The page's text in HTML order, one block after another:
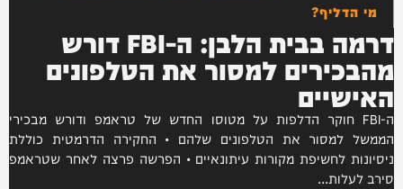
מי הדליף?
דרמה בבית הלבן: ה-FBI דורש
מהבכירים למסור את הטלפונים
האישיים
ה-FBI חוקר הדלפות על מטוסו החדש של טראמפ ודורש מבכירי
הממשל למסור את הטלפונים שלהם • החקירה הדרמטית כוללת
ניסיונות לחשיפת מקורות עיתונאיים • הפרשה פרצה לאחר שטראמפ
סירב לעלות...